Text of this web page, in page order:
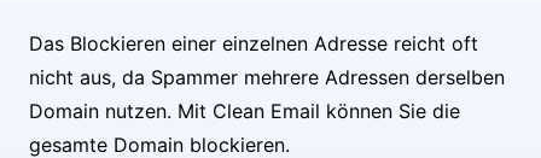
Das Blockieren einer einzelnen Adresse reicht oft
nicht aus, da Spammer mehrere Adressen derselben
Domain nutzen. Mit Clean Email können Sie die
gesamte Domain blockieren.